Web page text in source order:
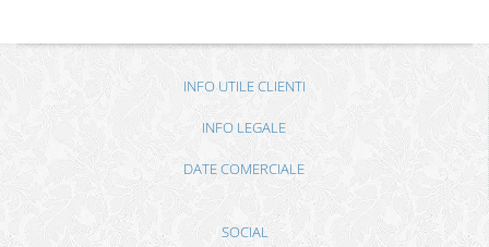
INFO UTILE CLIENTI
INFO LEGALE
DATE COMERCIALE
SOCIAL